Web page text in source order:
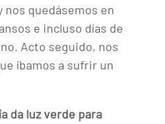
nos quedásemos en
e incluso días de
Acto seguido, nos
íbamos a sufrir un
da luz verde para